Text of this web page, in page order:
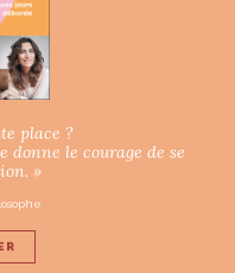
place ?
donne le courage de se
»